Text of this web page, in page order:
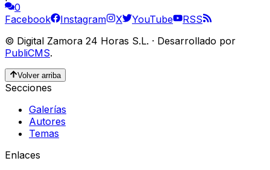
0
Facebook
Instagram X YouTube
RSS
© Digital Zamora 24 Horas S.L. · Desarrollado por
PubliCMS.
Volver arriba
Secciones
Galerías
Autores
Temas
Enlaces